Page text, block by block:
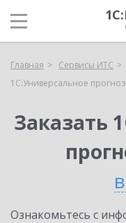
Главная Сервисы ИТС
1С:Универсальное
Заказать
Ознакомьтесь с